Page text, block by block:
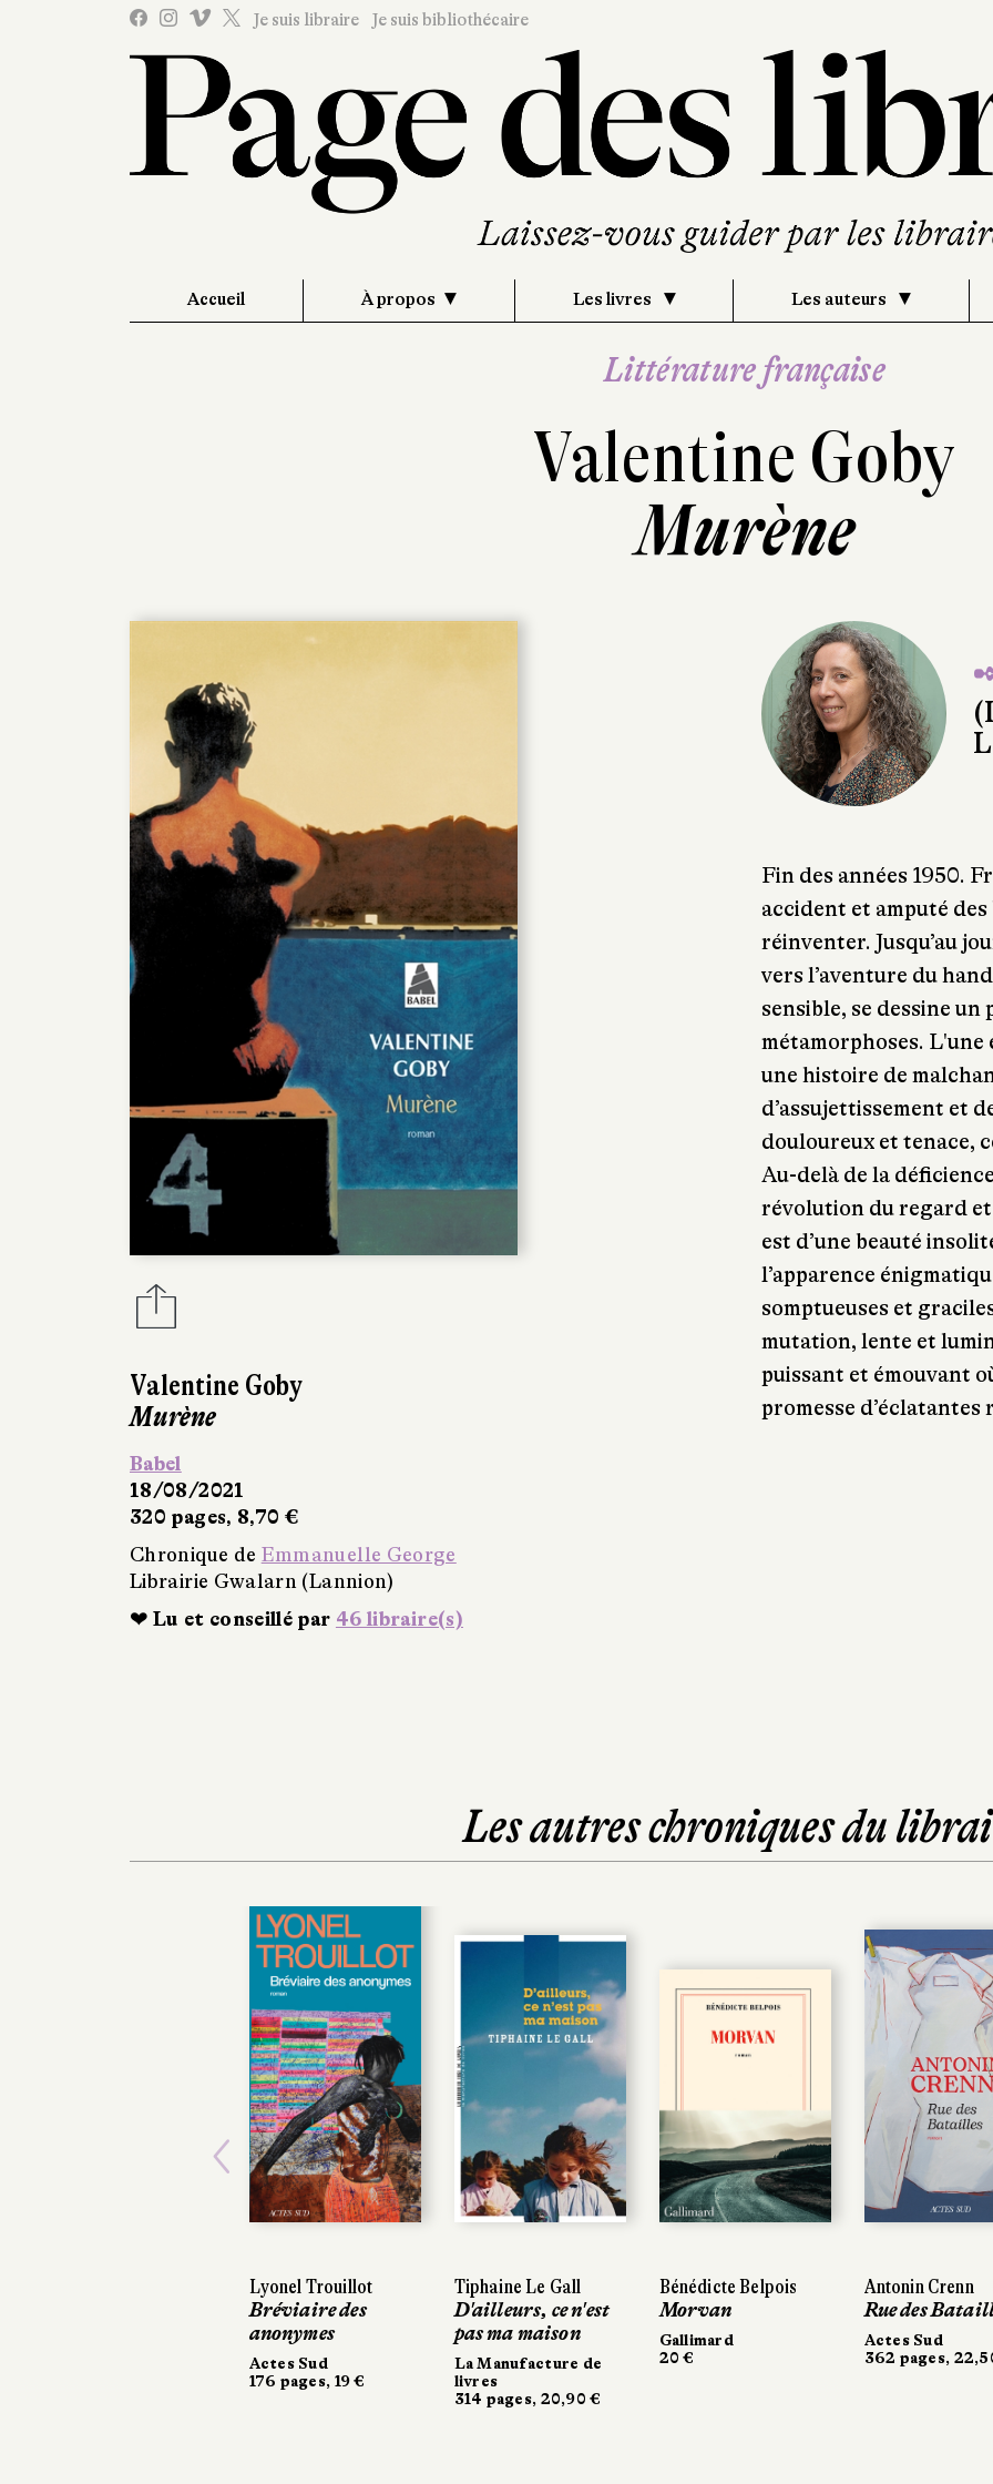
Je suis libraire Je suis bibliothécaire
Accueil À propos Les livres Les auteurs
Littérature française
Valentine Goby
Murène
Valentine Goby
Murène
Babel
18/08/2021
320 pages, 8,70 €
Chronique de Emmanuelle George
Librairie Gwalarn (Lannion)
❤ Lu et conseillé par 46 libraire(s)
Fin des années 1950.
accident et amputé
réinventer. Jusqu’au
vers l’aventure du
sensible, se dessine un
métamorphoses. L'une
une histoire de
d’assujettissement et
douloureux et tenace,
Au-delà de la
révolution du regard et
est d’une beauté
l’apparence
somptueuses et
mutation, lente et
puissant et émouvant
promesse d’éclatantes
Les autres chroniques du
Lyonel Trouillot
Bréviaire des
anonymes
Actes Sud
176 pages, 19 €
Tiphaine Le Gall
D'ailleurs, ce n'est
pas ma maison
La Manufacture de
livres
314 pages, 20,90 €
Bénédicte Belpois
Morvan
Gallimard
20 €
Antonin Crenn
Rue des
Actes Sud
362 pages,
Tiphaine Le Gall
D'ailleurs, ce n'est
pas ma maison
La Manufacture de
livres
314 pages, 20,90 €
Bénédicte Belpois
Morvan
Gallimard
20 €
Antonin Crenn
Rue des
Actes Sud
362 pages,
Previous